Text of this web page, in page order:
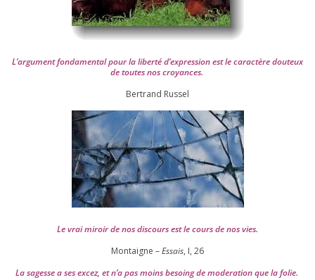
L’argument fon­da­men­tal pour la liber­té d’expression est le carac­tère dou­teux
de toutes nos croyances.
Ber­trand Russel
Le vrai miroir de nos dis­cours est le cours de nos vies.
Montaigne –Essais, I, 26
La sagesse a ses excez, et n’a pas moins besoing de mode­ra­tion que la folie.